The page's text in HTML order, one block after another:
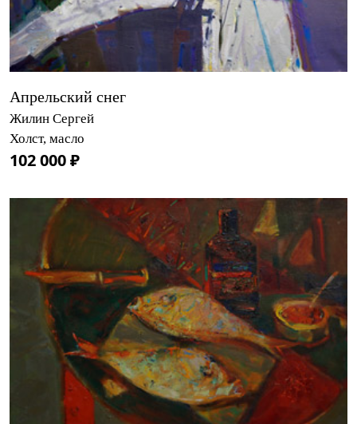
Апрельский снег
Жилин Сергей
Холст, масло
102 000 ₽